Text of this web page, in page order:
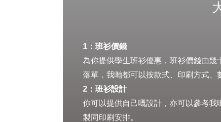
1：班衫價錢
為你提供學生班衫優惠，班衫價錢由
落單，我哋都可以按款式、印刷方式、
2：班衫設計
你可以提供自己嘅設計，亦可以參考
製同印刷安排。